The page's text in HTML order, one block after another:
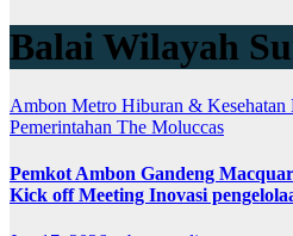
Balai Wilayah
Ambon Metro Hiburan & Kesehatan
Pemerintahan The Moluccas
Pemkot Ambon Gandeng
Kick off Meeting Inovasi